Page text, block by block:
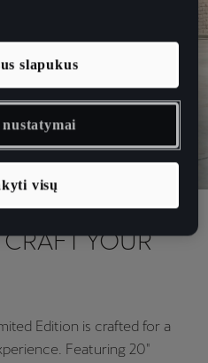
YOUR
Edition is crafted for a
Featuring 20″
visų
slapukus